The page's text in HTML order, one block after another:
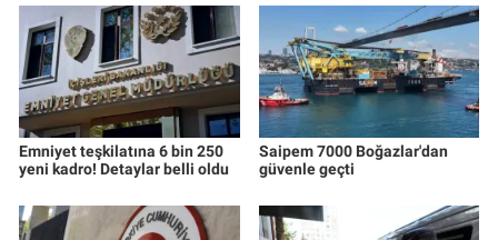
Emniyet teşkilatına 6 bin 250
yeni kadro! Detaylar belli oldu
Saipem 7000 Boğazlar'dan
güvenle geçti